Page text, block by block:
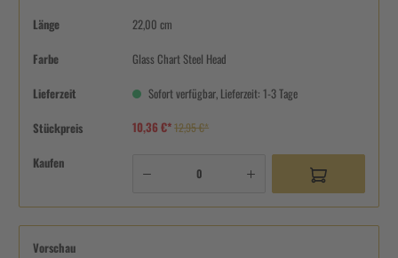
Länge 22,00 cm
Farbe Glass Chart Steel Head
Lieferzeit Sofort verfügbar, Lieferzeit: 1-3 Tage
Stückpreis 10,36 €*12,95 €*
Kaufen
Vorschau